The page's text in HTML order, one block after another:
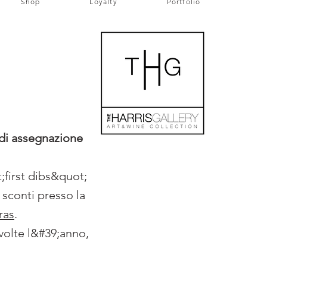
assegnazione
dibs&quot;
presso la
.
l&#39;anno,